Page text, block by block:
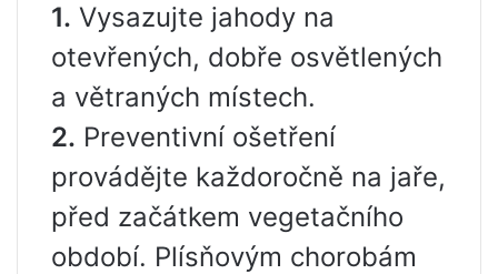
1. Vysazujte jahody na
otevřených, dobře osvětlených
a větraných místech.
2. Preventivní ošetření
provádějte každoročně na jaře,
před začátkem vegetačního
období. Plísňovým chorobám